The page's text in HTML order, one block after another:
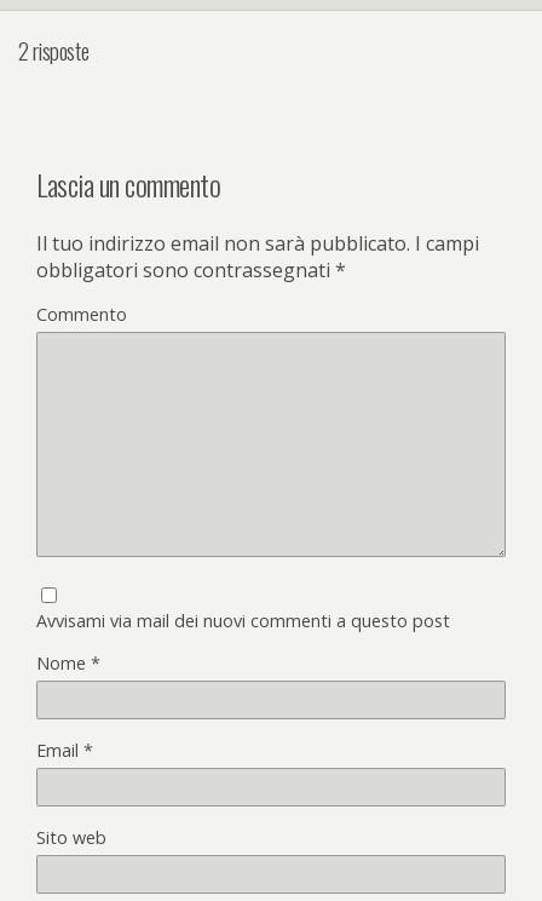
2 risposte
Lascia un commento
Il tuo indirizzo email non sarà pubblicato. I campi
obbligatori sono contrassegnati *
Commento
Avvisami via mail dei nuovi commenti a questo post
Nome *
Email *
Sito web